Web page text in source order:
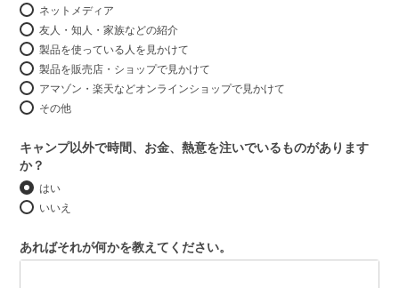
ネットメディア
友人・知人・家族などの紹介
製品を使っている人を見かけて
製品を販売店・ショップで見かけて
アマゾン・楽天などオンラインショップで見かけて
その他
キャンプ以外で時間、お金、熱意を注いでいるものがあります
か？
はい
いいえ
あればそれが何かを教えてください。